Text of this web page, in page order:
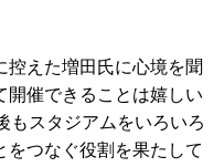
えた増田氏に心境を聞
開催できることは嬉しい
もスタジアムをいろいろ
をつなぐ役割を果たして